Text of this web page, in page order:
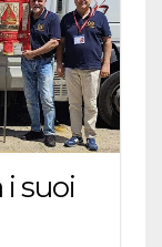
i suoi